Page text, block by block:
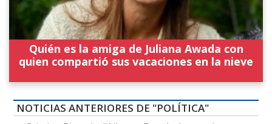
Quién es la amiga de Juliana Awada con
quien compartió sus vacaciones en la nieve
NOTICIAS ANTERIORES DE "POLÍTICA"